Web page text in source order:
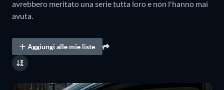
avrebbero meritato una serie tutta loro e non l'hanno mai
avuta.
Aggiungi alle mie liste